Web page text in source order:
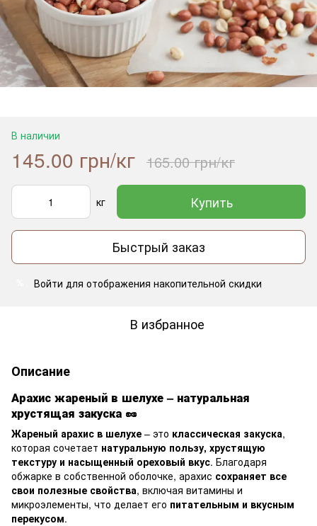
В наличии
145.00 грн/кг 165.00 грн/кг
кг Купить
Быстрый заказ
Войти для отображения накопительной скидки
В избранное
Описание
Арахис жареный в шелухе – натуральная
хрустящая закуска 🥜
Жареный арахис в шелухе – это классическая закуска,
которая сочетает натуральную пользу, хрустящую
текстуру и насыщенный ореховый вкус. Благодаря
обжарке в собственной оболочке, арахис сохраняет все
свои полезные свойства, включая витамины и
микроэлементы, что делает его питательным и вкусным
перекусом.